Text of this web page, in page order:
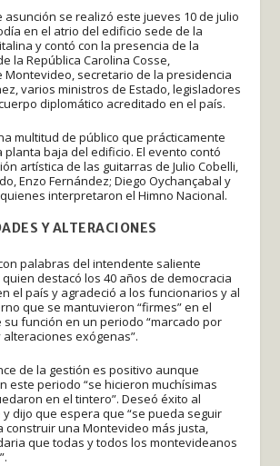
asunción se realizó este jueves 10 de julio
en el atrio del edificio sede de la
y contó con la presencia de la
la República Carolina Cosse,
secretario de la presidencia
varios ministros de Estado, legisladores
diplomático acreditado en el país.
multitud de público que prácticamente
planta baja del edificio. El evento contó
artística de las guitarras de Julio Cobelli,
Enzo Fernández; Diego Oychançabal y
interpretaron el Himno Nacional.
Y ALTERACIONES
palabras del intendente saliente
destacó los 40 años de democracia
el país y agradeció a los funcionarios y al
que se mantuvieron “firmes” en el
su función en un periodo “marcado por
exógenas”.
de la gestión es positivo aunque
este periodo “se hicieron muchísimas
en el tintero”. Deseó éxito al
dijo que espera que “se pueda seguir
construir una Montevideo más justa,
que todas y todos los montevideanos